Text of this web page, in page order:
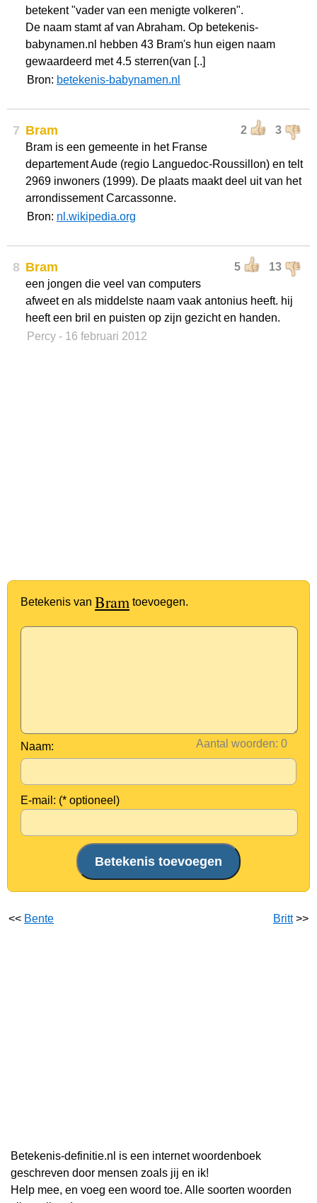
betekent "vader van een menigte volkeren".
De naam stamt af van Abraham. Op betekenis-
babynamen.nl hebben 43 Bram's hun eigen naam
gewaardeerd met 4.5 sterren(van [..]
Bron: betekenis-babynamen.nl
7 2 3
Bram
Bram is een gemeente in het Franse
departement Aude (regio Languedoc-Roussillon) en telt
2969 inwoners (1999). De plaats maakt deel uit van het
arrondissement Carcassonne.
Bron: nl.wikipedia.org
8 5 13
Bram
een jongen die veel van computers
afweet en als middelste naam vaak antonius heeft. hij
heeft een bril en puisten op zijn gezicht en handen.
Percy - 16 februari 2012
Betekenis van Bram toevoegen.
Aantal woorden:
Naam:
E-mail: (* optioneel)
<< Bente Britt>>
Betekenis-definitie.nl is een internet woordenboek
geschreven door mensen zoals jij en ik!
Help mee, en voeg een woord toe. Alle soorten woorden